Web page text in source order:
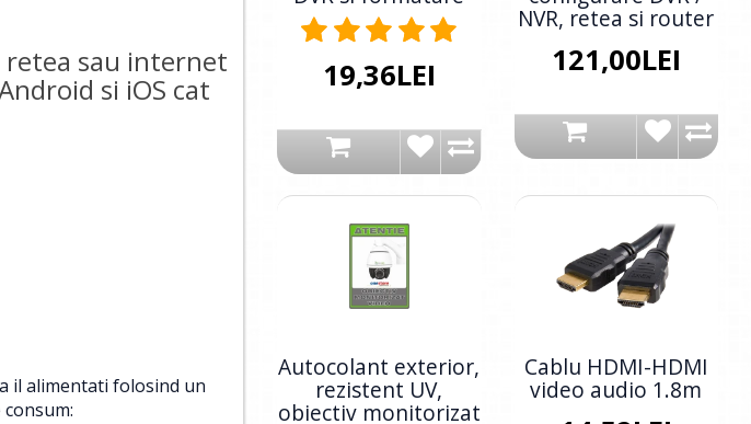
retea sau internet
si iOS cat
il alimentati folosind un
19,36LEI
NVR, retea si router
121,00LEI
Autocolant exterior,
rezistent UV,
obiectiv monitorizat
Cablu HDMI-HDMI
video audio 1.8m